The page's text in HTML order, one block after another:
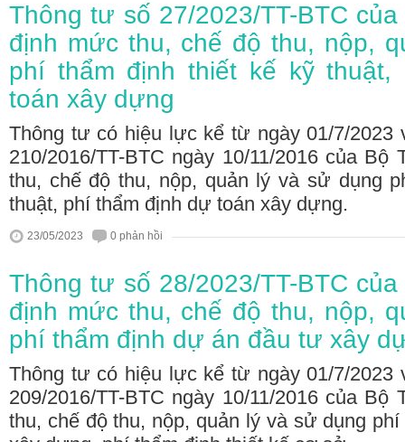
Thông tư số 27/2023/TT-BTC
định mức thu, chế độ thu, nộp,
phí thẩm định thiết kế kỹ
toán xây dựng
Thông tư có hiệu lực kể từ ngày 01/7/2023
210/2016/TT-BTC ngày 10/11/2016 của
thu, chế độ thu, nộp, quản lý và sử dụng
thuật, phí thẩm định dự toán xây dựng.
23/05/2023 0 phản hồi
Thông tư số 28/2023/TT-BTC
định mức thu, chế độ thu, nộp,
phí thẩm định dự án đầu tư xây
Thông tư có hiệu lực kể từ ngày 01/7/2023
209/2016/TT-BTC ngày 10/11/2016 của
thu, chế độ thu, nộp, quản lý và sử dụng